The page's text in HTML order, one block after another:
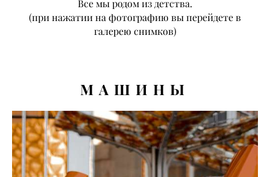
Все мы родом из детства.
​(при нажатии на фотографию вы перейдете в
галерею снимков)
МАШИНЫ